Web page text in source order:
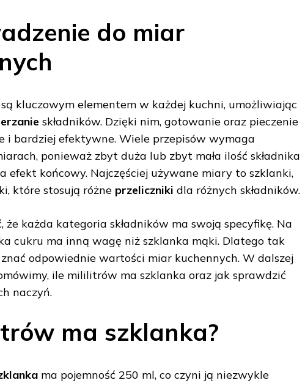
do miar
są kluczowym elementem w każdej kuchni, umożliwiając
składników. Dzięki nim, gotowanie oraz pieczenie
i bardziej efektywne. Wiele przepisów wymaga
ponieważ zbyt duża lub zbyt mała ilość składnika
efekt końcowy. Najczęściej używane miary to szklanki,
które stosują różne przeliczniki dla różnych składników.
każda kategoria składników ma swoją specyfikę. Na
cukru ma inną wagę niż szklanka mąki. Dlatego tak
odpowiednie wartości miar kuchennych. W dalszej
ile mililitrów ma szklanka oraz jak sprawdzić
naczyń.
ma szklanka?
ma pojemność 250 ml, co czyni ją niezwykle